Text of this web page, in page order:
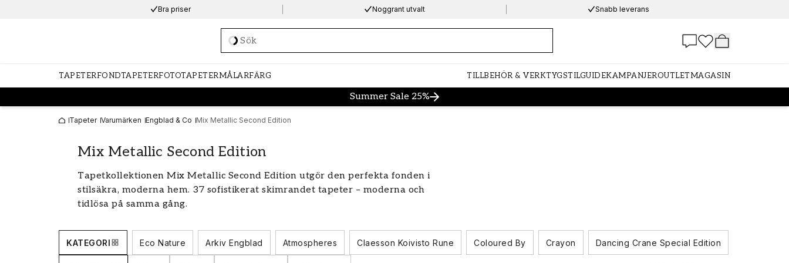
Bra priser Noggrant utvalt Snabb leverans
Loading…
TAPETERFONDTAPETERFOTOTAPETERMÅLARFÄRG TILLBEHÖR & VERKTYGSTILGUIDEKAMPANJEROUTLETMAGASIN
Summer Sale 25%
Tapeter Varumärken Engblad & Co Mix Metallic Second Edition
Mix Metallic Second Edition
Tapetkollektionen Mix Metallic Second Edition utgör den perfekta fonden i
stilsäkra, moderna hem. 37 sofistikerat skimrandet tapeter – moderna och
tidlösa på samma gång.
De enfärgade, skimrande tapeterna skapar en mjukt minimalistisk känsla i
rummet och det glänsande pärlemortrycket speglar ljuset så att
inredningen framhävs på bästa sätt.
KATEGORI Eco Nature Arkiv Engblad Atmospheres Claesson Koivisto Rune Coloured By Crayon Dancing Crane Special Edition